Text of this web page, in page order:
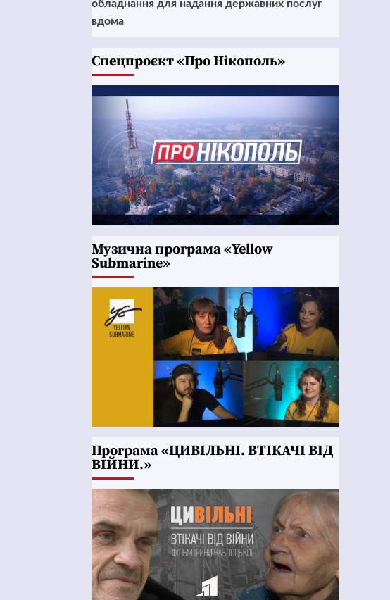
обладнання для надання державних послуг
вдома
Cпецпроєкт «Про Нікополь»
Музична програма «Yellow
Submarine»
Програма «ЦИВІЛЬНІ. ВТІКАЧІ ВІД
ВІЙНИ.»